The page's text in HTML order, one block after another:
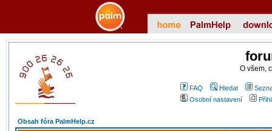
O všem,
FAQ Hledat
Osobní nastavení
Obsah fóra PalmHelp.cz